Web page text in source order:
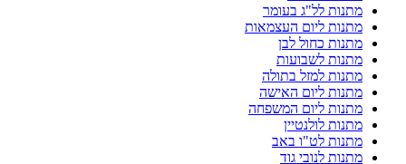
מתנות לל"ג בעומר
מתנות ליום העצמאות
מתנות כחול לבן
מתנות לשבועות
מתנות למזל בתולה
מתנות ליום האישה
מתנות ליום המשפחה
מתנות לולנטיין
מתנות לט"ו באב
מתנות לנובי גוד